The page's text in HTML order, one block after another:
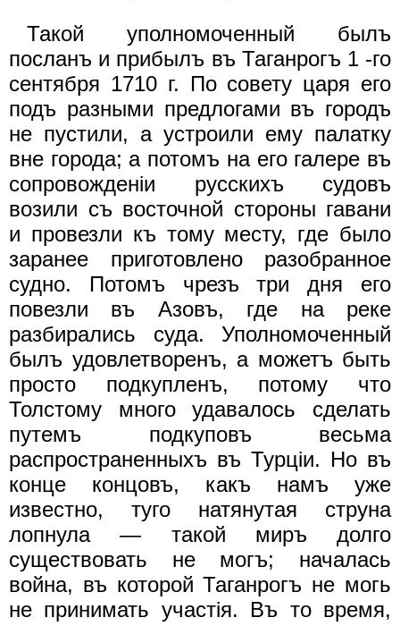
Такой уполномоченный былъ
посланъ и прибылъ въ Таганрогъ 1 -го
сентября 1710 г. По совету царя его
подъ разными предлогами въ городъ
не пустили, а устроили ему палатку
вне города; а потомъ на его галере въ
сопровожденiи русскихъ судовъ
возили съ восточной стороны гавани
и провезли къ тому месту, где было
заранее приготовлено разобранное
судно. Потомъ чрезъ три дня его
повезли въ Азовъ, где на реке
разбирались суда. Уполномоченный
былъ удовлетворенъ, а можетъ быть
просто подкупленъ, потому что
Толстому много удавалось сделать
путемъ подкуповъ весьма
распространенныхъ въ Турцiи. Но въ
конце концовъ, какъ намъ уже
известно, туго натянутая струна
лопнула — такой миръ долго
существовать не могъ; началась
война, въ которой Таганрогъ не могь
не принимать участiя. Въ то время,